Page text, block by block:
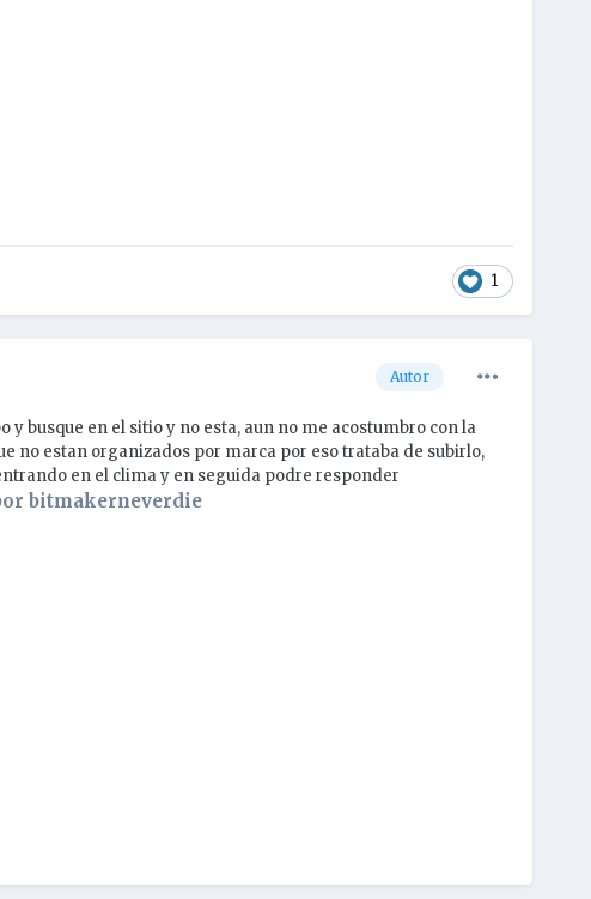
1
Autor
busque en el sitio y no esta, aun no me acostumbro con la
no estan organizados por marca por eso trataba de subirlo,
en el clima y en seguida podre responder
bitmakerneverdie